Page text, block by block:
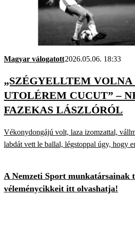
Magyar válogatott2026.05.06. 18:33
„SZÉGYELLTEM
UTOLÉREM CUCUT” –
FAZEKAS LÁSZLÓRÓL
Vékonydongájú volt, laza izomzattal,
labdát vett le ballal, légstoppal úgy, hogy
A Nemzeti Sport munkatársainak
véleménycikkeit itt olvashatja!